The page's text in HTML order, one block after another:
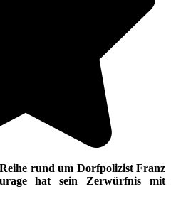
rund um Dorfpolizist Franz
hat sein Zerwürfnis mit